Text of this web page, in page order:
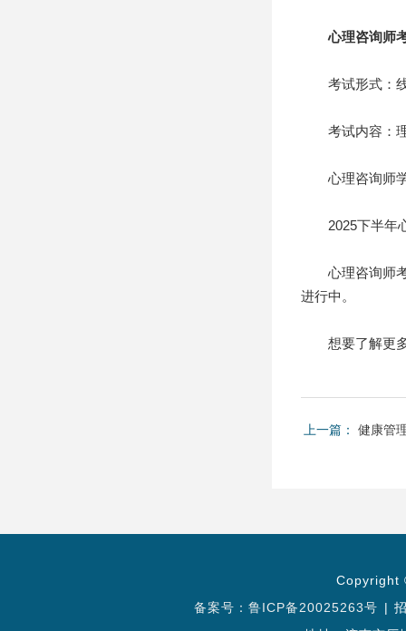
心理咨询师
考试形式：线
考试内容：理
心理咨询师学
2025下半年心
心理咨询师考
进行中。
想要了解更多
上一篇： 健康管
Copyright
备案号： 鲁ICP备20025263号 |